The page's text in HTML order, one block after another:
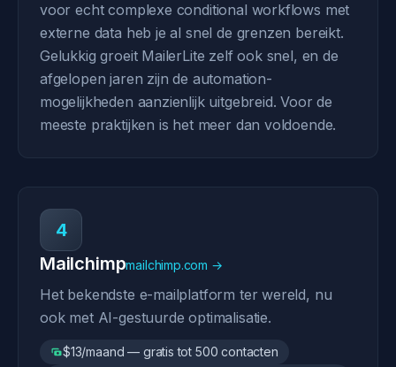
voor echt complexe conditional workflows met
externe data heb je al snel de grenzen bereikt.
Gelukkig groeit MailerLite zelf ook snel, en de
afgelopen jaren zijn de automation-
mogelijkheden aanzienlijk uitgebreid. Voor de
meeste praktijken is het meer dan voldoende.
4
Mailchimpmailchimp.com →
Het bekendste e-mailplatform ter wereld, nu
ook met AI-gestuurde optimalisatie.
$13/maand — gratis tot 500 contacten